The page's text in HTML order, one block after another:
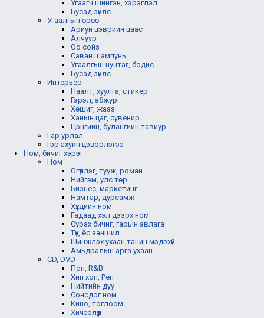
Угаагч шингэн, хэрэглэл
Бусад зүйлс
Угаалгын өрөө
Ариун цэврийн цаас
Алчуур
Оо сойз
Саван шампунь
Угаалгын нунтаг, бодис
Бусад зүйлс
Интерьер
Наалт, хуулга, стикер
Гэрэл, абжур
Хөшиг, жааз
Ханын цаг, сувенир
Цэцгийн, булангийн тавиур
Гар урлал
Гэр ахуйн цэвэрлэгээ
Ном, бичиг хэрэг
Ном
Өгүүллэг, тууж, роман
Нийгэм, улс төр
Бизнес, маркетинг
Намтар, дурсамж
Хүүхдийн ном
Гадаад хэл дээрх ном
Сурах бичиг, гарын авлага
Түүх, ёс заншил
Шинжлэх ухаан,танин мэдэхүй
Амьдралын арга ухаан
CD, DVD
Поп, R&B
Хип хоп, Реп
Нийтийн дуу
Сонсдог ном
Кино, тоглоом
Хичээлүүд